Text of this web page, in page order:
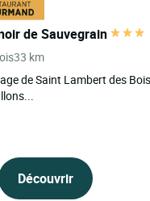
de Sauvegrain
33 km
de Saint Lambert des
Découvrir